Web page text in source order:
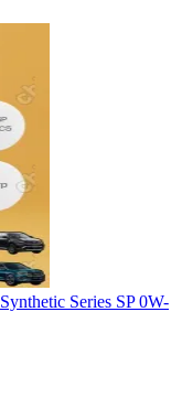
Series SP 0W-